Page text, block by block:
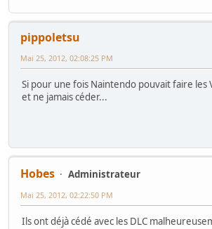
pippoletsu
Mai 25, 2012, 02:08:25 PM
Si pour une fois Naintendo pouvait faire les
et ne jamais céder...
Hobes
Administrateur
Mai 25, 2012, 02:22:50 PM
Ils ont déjà cédé avec les DLC